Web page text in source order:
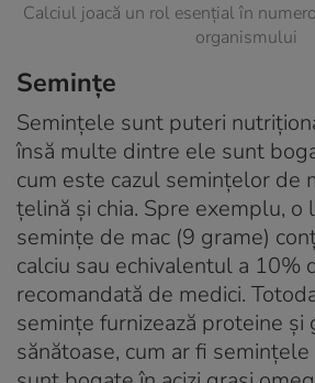
Calciul joacă un rol esențial în
organismului
Semințe
Semințele sunt puteri
însă multe dintre ele sunt
cum este cazul semințelor de
țelină și chia. Spre exemplu, o
semințe de mac (9 grame)
calciu sau echivalentul a 10%
recomandată de medici.
semințe furnizează proteine și
sănătoase, cum ar fi semințele